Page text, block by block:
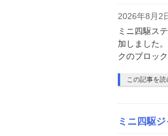
2026年8月2
ミニ四駆ス
加しました
クのブロッ
この記事を読
ミニ四駆